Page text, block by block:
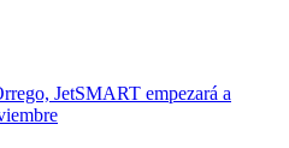
JetSMART empezará a